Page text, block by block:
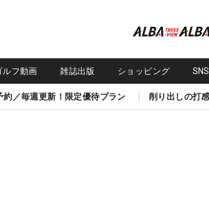
ルフ動画 雑誌出版 ショッピング
約／毎週更新！限定優待プラン 削り出しの打